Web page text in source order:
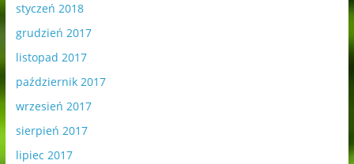
styczeń 2018
grudzień 2017
listopad 2017
październik 2017
wrzesień 2017
sierpień 2017
lipiec 2017